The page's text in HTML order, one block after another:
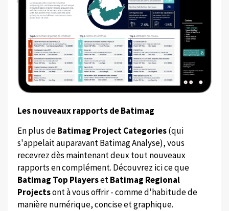
Les nouveaux rapports de Batimag
En plus deBatimag Project Categories(qui
s'appelait auparavant Batimag Analyse), vous
recevrez dès maintenant deux tout nouveaux
rapports en complément. Découvrez ici ce que
Batimag Top PlayersetBatimag Regional
Projectsont à vous offrir - comme d'habitude de
manière numérique, concise et graphique.